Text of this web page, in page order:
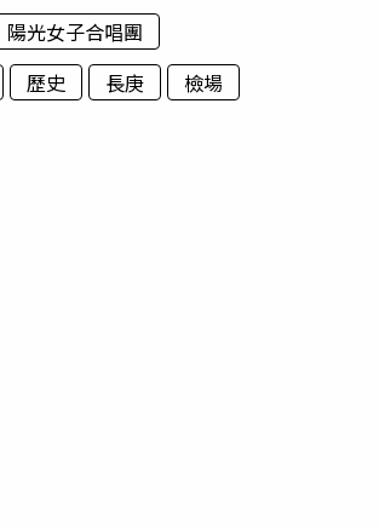
陽光女子合唱團
歷史 長庚 檢場